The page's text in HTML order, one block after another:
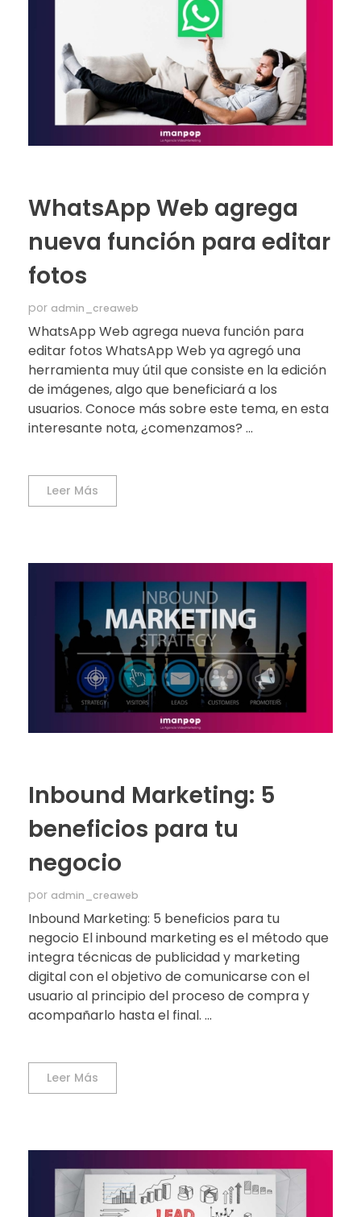
WhatsApp Web agrega
nueva función para editar
fotos
por admin_creaweb
WhatsApp Web agrega nueva función para
editar fotos WhatsApp Web ya agregó una
herramienta muy útil que consiste en la edición
de imágenes, algo que beneficiará a los
usuarios. Conoce más sobre este tema, en esta
interesante nota, ¿comenzamos? ...
Leer Más
Inbound Marketing: 5
beneficios para tu
negocio
por admin_creaweb
Inbound Marketing: 5 beneficios para tu
negocio El inbound marketing es el método que
integra técnicas de publicidad y marketing
digital con el objetivo de comunicarse con el
usuario al principio del proceso de compra y
acompañarlo hasta el final. ...
Leer Más